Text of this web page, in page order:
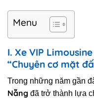
Menu
I. Xe VIP
“Chuyên cơ mặt
Trong những năm gần
Nẵng đã trở thành lựa